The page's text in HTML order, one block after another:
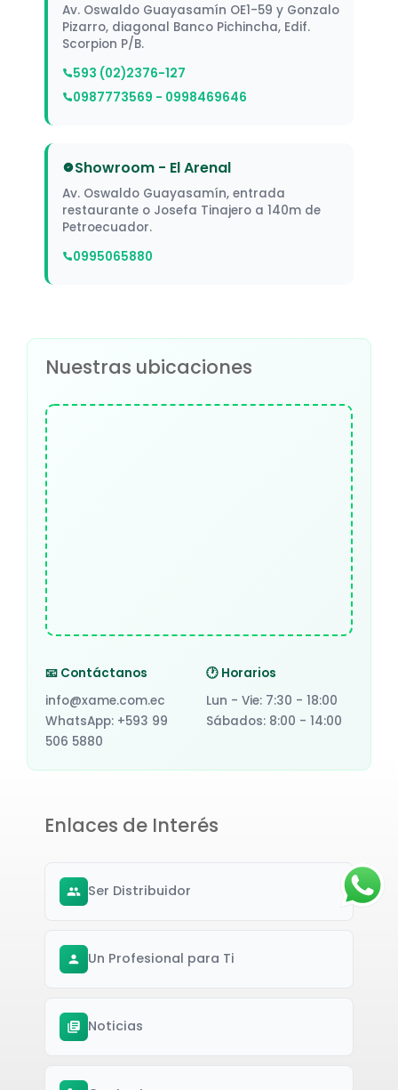
Av. Oswaldo Guayasamín OE1-59 y Gonzalo
Pizarro, diagonal Banco Pichincha, Edif.
Scorpion P/B.
593 (02)2376-127
0987773569 - 0998469646
Showroom - El Arenal
Av. Oswaldo Guayasamín, entrada
restaurante o Josefa Tinajero a 140m de
Petroecuador.
0995065880
Nuestras ubicaciones
📧 Contáctanos
info@xame.com.ec
WhatsApp: +593 99
506 5880
🕐 Horarios
Lun - Vie: 7:30 - 18:00
Sábados: 8:00 - 14:00
Enlaces de Interés
Ser Distribuidor
Un Profesional para Ti
Noticias